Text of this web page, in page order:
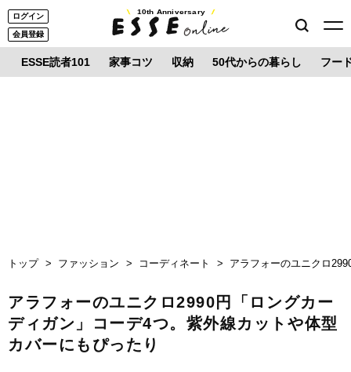
ログイン
会員登録
10th Anniversary
ESSE読者101 家事コツ 収納 50代からの暮らし フー
トップ ファッション コーディネート アラフォーのユニクロ
アラフォーのユニクロ2990円「ロングカー
ディガン」コーデ4つ。紫外線カットや体型
カバーにもぴったり